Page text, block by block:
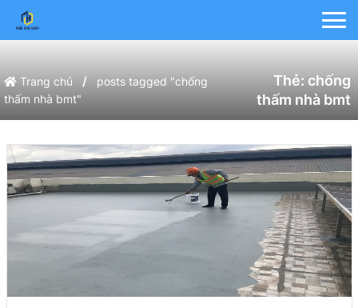
Trang chủ /
posts tagged "chống
thấm nhà bmt"
Thẻ: chống
thấm nhà bmt